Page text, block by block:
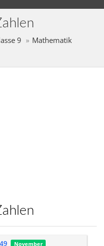
9
Mathematik
November